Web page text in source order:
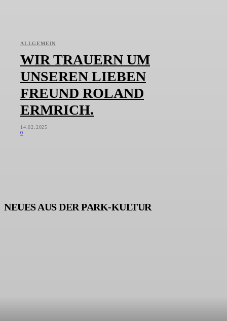
ALLGEMEIN
WIR TRAUERN UM
UNSEREN LIEBEN
FREUND ROLAND
ERMRICH.
14.02.2025
0
NEUES AUS DER PARK-KULTUR